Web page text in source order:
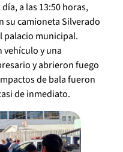
a las 13:50 horas,
su camioneta Silverado
palacio municipal.
y una
y abrieron fuego
de bala fueron
de inmediato.